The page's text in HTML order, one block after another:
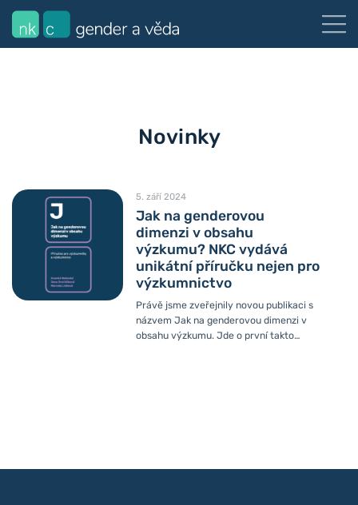
Novinky
5. září 2024
Jak na genderovou
dimenzi v obsahu
výzkumu? NKC vydává
unikátní příručku nejen pro
výzkumnictvo
Právě jsme zveřejnily novou publikaci s
názvem Jak na genderovou dimenzi v
obsahu výzkumu. Jde o první takto
praktický návod, jak začlenit